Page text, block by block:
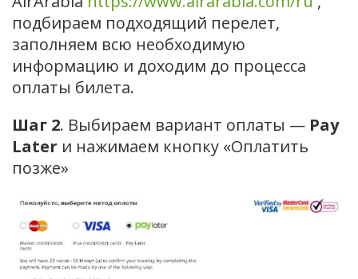
подбираем подходящий перелет,
заполняем всю необходимую
информацию и доходим до процесса
оплаты билета.
Шаг 2. Выбираем вариант оплаты — Pay
Later и нажимаем кнопку «Оплатить
позже»